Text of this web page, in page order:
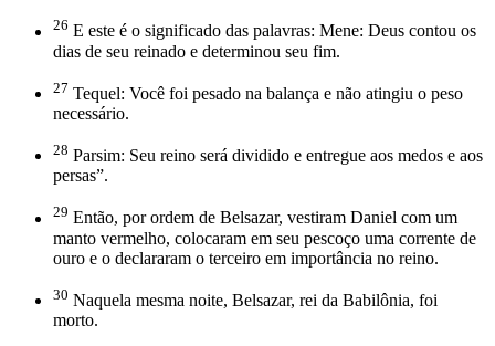
26 E este é o significado das palavras: Mene: Deus contou os
dias de seu reinado e determinou seu fim.
27 Tequel: Você foi pesado na balança e não atingiu o peso
necessário.
28 Parsim: Seu reino será dividido e entregue aos medos e aos
persas”.
29 Então, por ordem de Belsazar, vestiram Daniel com um
manto vermelho, colocaram em seu pescoço uma corrente de
ouro e o declararam o terceiro em importância no reino.
30 Naquela mesma noite, Belsazar, rei da Babilônia, foi
morto.